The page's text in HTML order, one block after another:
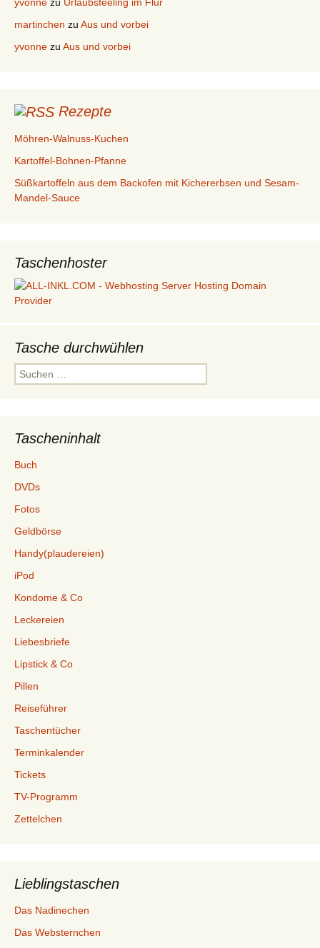
martinchen zu Aus und vorbei
yvonne zu Aus und vorbei
Rezepte
Möhren-Walnuss-Kuchen
Kartoffel-Bohnen-Pfanne
Süßkartoffeln aus dem Backofen mit Kichererbsen und Sesam-
Mandel-Sauce
Taschenhoster
Tasche durchwühlen
Suchen
nach:
Tascheninhalt
Buch
DVDs
Fotos
Geldbörse
Handy(plaudereien)
iPod
Kondome & Co
Leckereien
Liebesbriefe
Lipstick & Co
Pillen
Reiseführer
Taschentücher
Terminkalender
Tickets
TV-Programm
Zettelchen
Lieblingstaschen
Das Nadinechen
Das Websternchen